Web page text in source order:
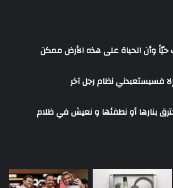
حيّاً وأن الحياة على هذه الأرض ممكن
فسيستعبدني نظام رجل آخر
بنارها أو نطفئها و نعيش في ظلام